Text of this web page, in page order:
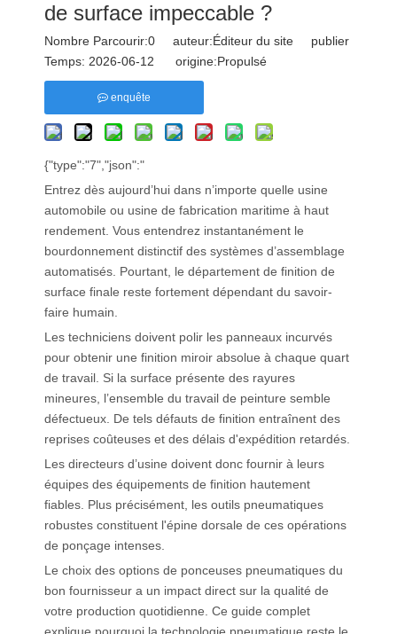
de surface impeccable ?
Nombre Parcourir:0 auteur:Éditeur du site publier
Temps: 2026-06-12 origine:Propulsé
enquête
{"type":"7","json":"
Entrez dès aujourd’hui dans n’importe quelle usine
automobile ou usine de fabrication maritime à haut
rendement. Vous entendrez instantanément le
bourdonnement distinctif des systèmes d’assemblage
automatisés. Pourtant, le département de finition de
surface finale reste fortement dépendant du savoir-
faire humain.
Les techniciens doivent polir les panneaux incurvés
pour obtenir une finition miroir absolue à chaque quart
de travail. Si la surface présente des rayures
mineures, l’ensemble du travail de peinture semble
défectueux. De tels défauts de finition entraînent des
reprises coûteuses et des délais d'expédition retardés.
Les directeurs d’usine doivent donc fournir à leurs
équipes des équipements de finition hautement
fiables. Plus précisément, les outils pneumatiques
robustes constituent l'épine dorsale de ces opérations
de ponçage intenses.
Le choix des options de ponceuses pneumatiques du
bon fournisseur a un impact direct sur la qualité de
votre production quotidienne. Ce guide complet